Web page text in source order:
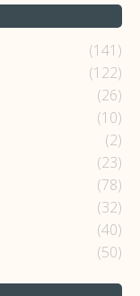
(141)
(122)
(26)
(10)
(2)
(23)
(78)
(32)
(40)
(50)